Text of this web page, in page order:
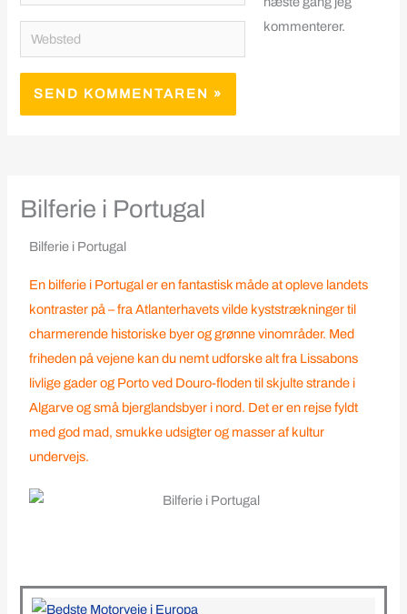
Websted
kommenterer.
Bilferie i Portugal
Bilferie i Portugal
En bilferie i Portugaler en fantastisk måde at opleve landets
kontraster på – fra Atlanterhavets vilde kyststrækninger til
charmerende historiske byer og grønne vinområder. Med
friheden på vejene kan du nemt udforske alt fra Lissabons
livlige gader og Porto ved Douro-floden til skjulte strande i
Algarve og små bjerglandsbyer i nord. Det er en rejse fyldt
med god mad, smukke udsigter og masser af kultur
undervejs.